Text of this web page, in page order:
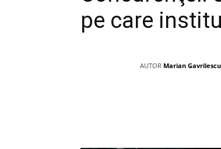
pe care
AUTOR Marian Gavrilescu